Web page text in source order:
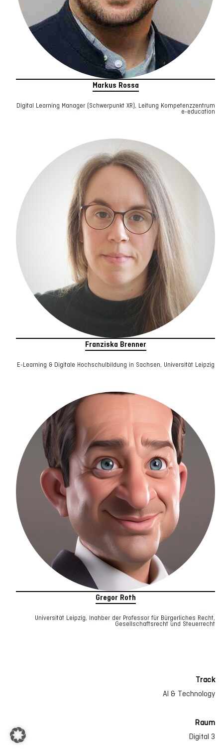
Markus Rossa
Digital Learning Manager (Schwerpunkt XR), Leitung Kompetenzzentrum
e-education
Franziska Brenner
E-Learning & Digitale Hochschulbildung in Sachsen, Universität Leipzig
Gregor Roth
Universität Leipzig, Inahber der Professor für Bürgerliches Recht,
Gesellschaftsrecht und Steuerrecht
Track
AI & Technology
Raum
Digital 3